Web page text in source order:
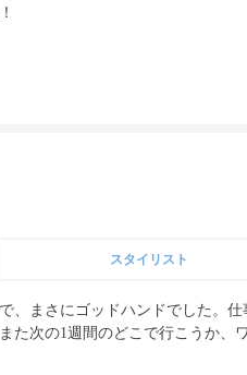
スタイリスト
、まさにゴッドハンドでした。仕
た次の1週間のどこで行こうか、